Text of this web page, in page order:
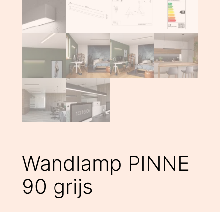
Wandlamp PINNE
90 grijs